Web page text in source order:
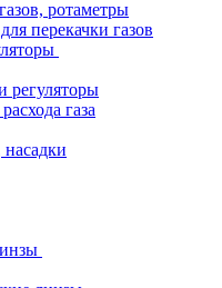
ротаметры
перекачки газов
регуляторы
газа